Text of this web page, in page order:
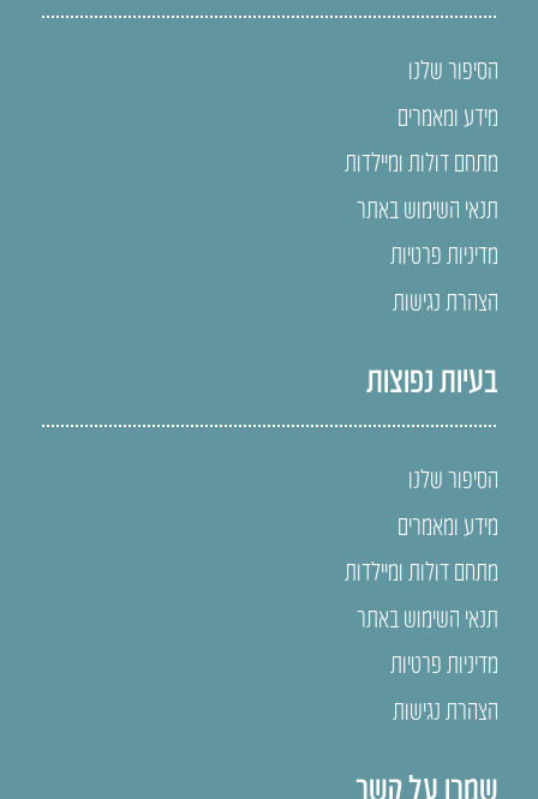
הסיפור שלנו
מידע ומאמרים
מתחם דולות ומיילדות
תנאי השימוש באתר
מדיניות פרטיות
הצהרת נגישות
בעיות נפוצות
הסיפור שלנו
מידע ומאמרים
מתחם דולות ומיילדות
תנאי השימוש באתר
מדיניות פרטיות
הצהרת נגישות
שמרו על קשר